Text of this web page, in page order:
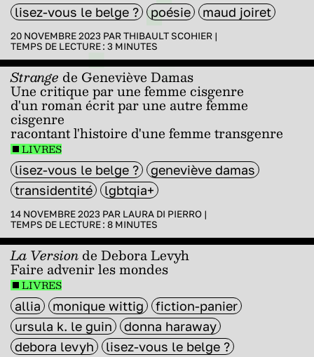
lisez-vous le belge ? poésie maud joiret
20 NOVEMBRE 2023 PARTHIBAULT SCOHIER |
TEMPS DE LECTURE : 3 MINUTES
Strange de Geneviève Damas
Une critique par une femme cisgenre
d'un roman écrit par une autre femme
cisgenre
racontant l'histoire d'une femme transgenre
LIVRES
lisez-vous le belge ?
geneviève damas
transidentité
lgbtqia+
14 NOVEMBRE 2023 PAR LAURA DI PIERRO |
TEMPS DE LECTURE : 8 MINUTES
La Versionde Debora Levyh
Faire advenir les mondes
LIVRES
allia monique wittig
fiction-panier
ursula k. le guin
donna haraway
debora levyh
lisez-vous le belge ?